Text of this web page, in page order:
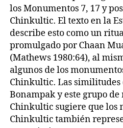
los Monumentos 7, 17 y
Chinkultic. El texto en la
describe esto como un
promulgado por Chaan
(Mathews 1980:64), al
algunos de los
Chinkultic. Las similitudes
Bonampak y este grupo
Chinkultic sugiere que los
Chinkultic también